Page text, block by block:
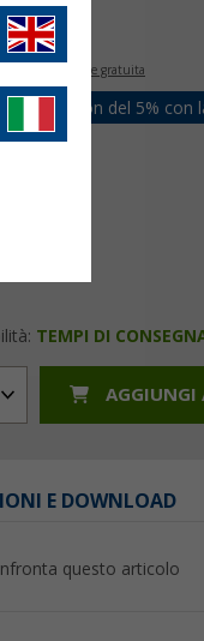
€
spedizione gratuita
un coupon del 5%
TEMPI DI
AGGIUNGI
E DOWNLOAD
questo articolo